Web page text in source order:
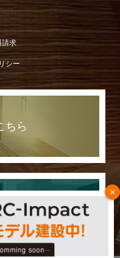
×
請求
シー
ちら
一